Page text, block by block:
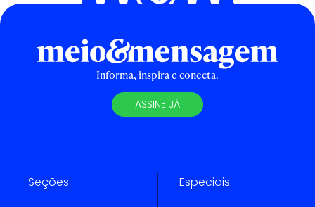
Informa, inspira e conecta.
ASSINE JÁ
Seções Especiais